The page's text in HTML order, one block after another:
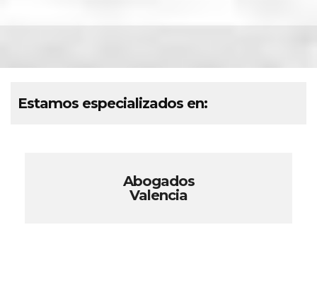
Estamos especializados en:
Abogados
Valencia